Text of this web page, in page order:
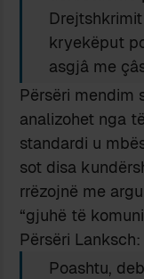
kryekëput
asgjâ me
Përsëri mendim
analizohet nga
standardi u
sot disa
rrëzojnë me
“gjuhë të
Përsëri Lanksch:
Poashtu,